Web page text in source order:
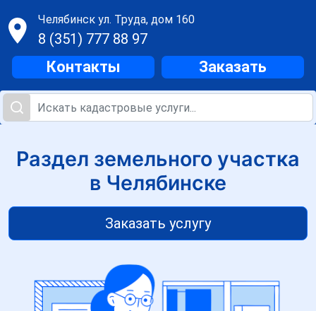
Челябинск ул. Труда, дом 160
8 (351) 777 88 97
Контакты Заказать
Раздел земельного участка
в Челябинске
Заказать услугу